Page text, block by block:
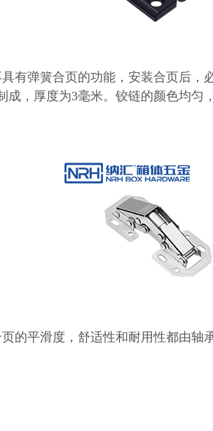
有弹簧合页的功能，安装合页后，
成，厚度为3毫米。铰链的颜色均匀
的平滑度，舒适性和耐用性都由轴